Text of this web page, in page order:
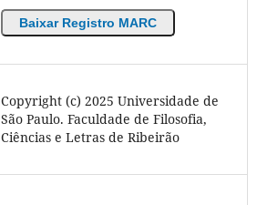
Baixar Registro MARC
Copyright (c) 2025 Universidade de
São Paulo. Faculdade de Filosofia,
Ciências e Letras de Ribeirão